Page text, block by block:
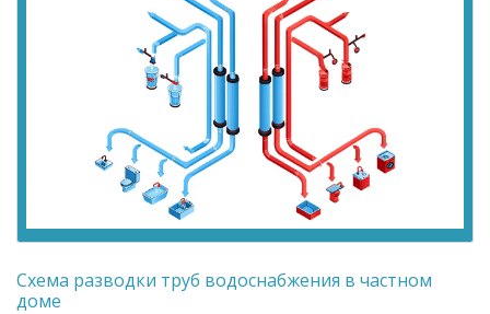
Схема разводки труб водоснабжения в частном
доме